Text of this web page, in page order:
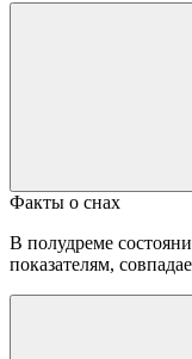
Факты о снах
В полудреме
показателям,